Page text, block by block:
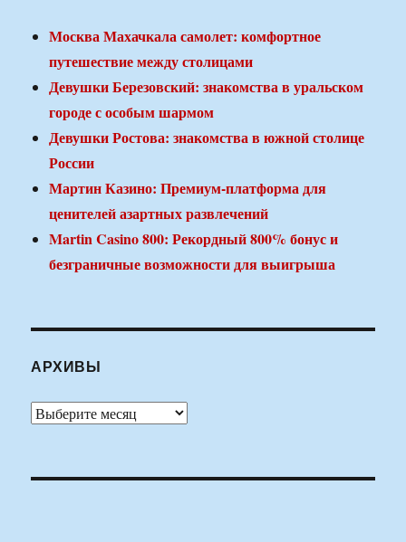
Москва Махачкала самолет: комфортное
путешествие между столицами
Девушки Березовский: знакомства в уральском
городе с особым шармом
Девушки Ростова: знакомства в южной столице
России
Мартин Казино: Премиум-платформа для
ценителей азартных развлечений
Martin Casino 800: Рекордный 800% бонус и
безграничные возможности для выигрыша
АРХИВЫ
Архивы